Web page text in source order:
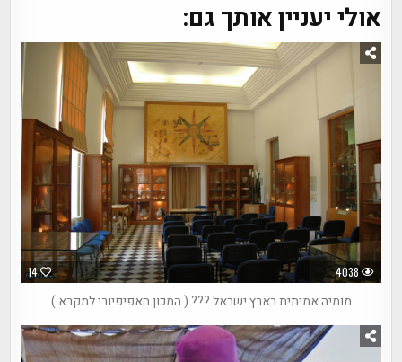
אולי יעניין אותך גם:
14 4038
מומיה אמיתית בארץ ישראל ??? ( המכון האפיפיורי למקרא )